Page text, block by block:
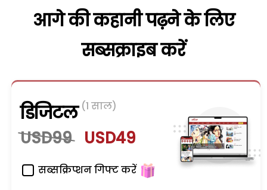
आगे की कहानी पढ़ने के लिए
सब्सक्राइब करें
डिजिटल (1 साल)
USD99 USD49
सब्सक्रिप्शन गिफ्ट करें